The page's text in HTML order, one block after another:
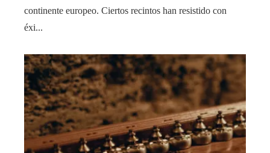
continente europeo. Ciertos recintos han resistido con
éxi...